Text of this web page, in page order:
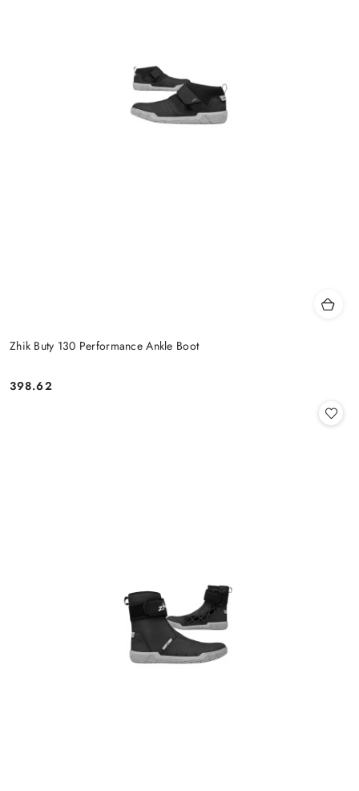
Zhik Buty 130 Performance Ankle Boot
Cena:
398.62